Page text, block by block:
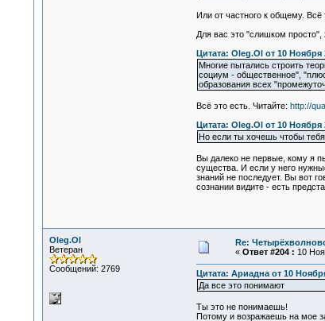
Или от частного к общему. Всё
Для вас это "слишком просто",
Цитата: Oleg.Ol от 10 Ноября
Многие пытались строить
социум - общественное",
образования всех
Всё это есть. Читайте: http://
Цитата: Oleg.Ol от 10 Ноября
Но если ты хочешь чтобы
Вы далеко не первые, кому я
существа. И если у него
знаний не последует. Вы вот
сознании видите - есть
Oleg.Ol
Ветеран
Сообщений: 2769
Re:
« Ответ #204 : 10
Цитата: Ариадна от 10
Да все это понимают
Ты это не понимаешь!
Потому и возражаешь на мое